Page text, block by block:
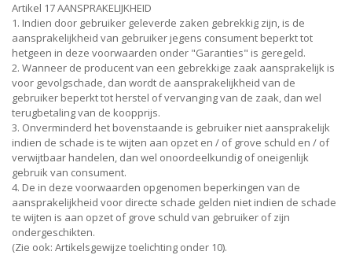
Artikel 17 AANSPRAKELIJKHEID
1. Indien door gebruiker geleverde zaken gebrekkig zijn, is de
aansprakelijkheid van gebruiker jegens consument beperkt tot
hetgeen in deze voorwaarden onder "Garanties" is geregeld.
2. Wanneer de producent van een gebrekkige zaak aansprakelijk is
voor gevolgschade, dan wordt de aansprakelijkheid van de
gebruiker beperkt tot herstel of vervanging van de zaak, dan wel
terugbetaling van de koopprijs.
3. Onverminderd het bovenstaande is gebruiker niet aansprakelijk
indien de schade is te wijten aan opzet en / of grove schuld en / of
verwijtbaar handelen, dan wel onoordeelkundig of oneigenlijk
gebruik van consument.
4. De in deze voorwaarden opgenomen beperkingen van de
aansprakelijkheid voor directe schade gelden niet indien de schade
te wijten is aan opzet of grove schuld van gebruiker of zijn
ondergeschikten.
(Zie ook: Artikelsgewijze toelichting onder 10).